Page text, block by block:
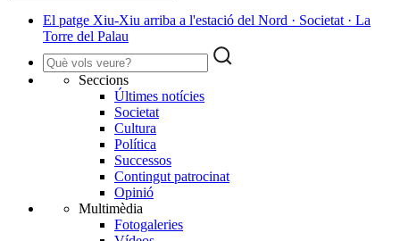
El patge Xiu-Xiu arriba a l'estació del Nord · Societat · La
Torre del Palau
Seccions
Últimes notícies
Societat
Cultura
Política
Successos
Contingut patrocinat
Opinió
Multimèdia
Fotogaleries